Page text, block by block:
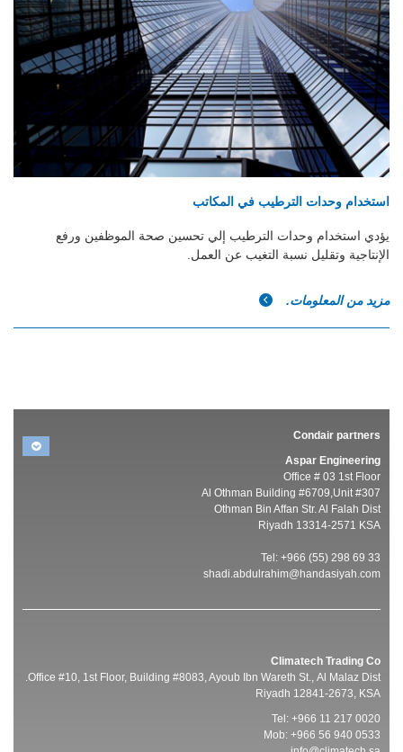
استخدام وحدات الترطيب في المكاتب
يؤدي استخدام وحدات الترطيب إلي تحسين صحة الموظفين ورفع
الإنتاجية وتقليل نسبة التغيب عن العمل.
مزيد من المعلومات.
Condair partners
Aspar Engineering
Office # 03 1st Floor
Al Othman Building #6709,Unit #307
Othman Bin Affan Str. Al Falah Dist
Riyadh 13314-2571 KSA
Tel: +966 (55) 298 69 33
shadi.abdulrahim@handasiyah.com
Climatech Trading Co
Office #10, 1st Floor, Building #8083, Ayoub Ibn Wareth St., Al Malaz Dist.
Riyadh 12841-2673, KSA
Tel: +966 11 217 0020
Mob: +966 56 940 0533